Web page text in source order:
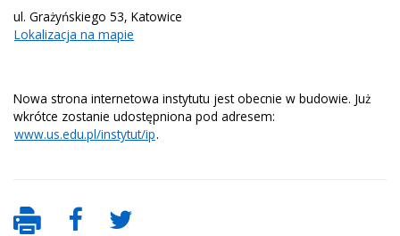
ul. Grażyńskiego 53, Katowice
Lokalizacja na mapie
Nowa strona internetowa instytutu jest obecnie w budowie. Już
wkrótce zostanie udostępniona pod adresem:
www.us.edu.pl/instytut/ip.